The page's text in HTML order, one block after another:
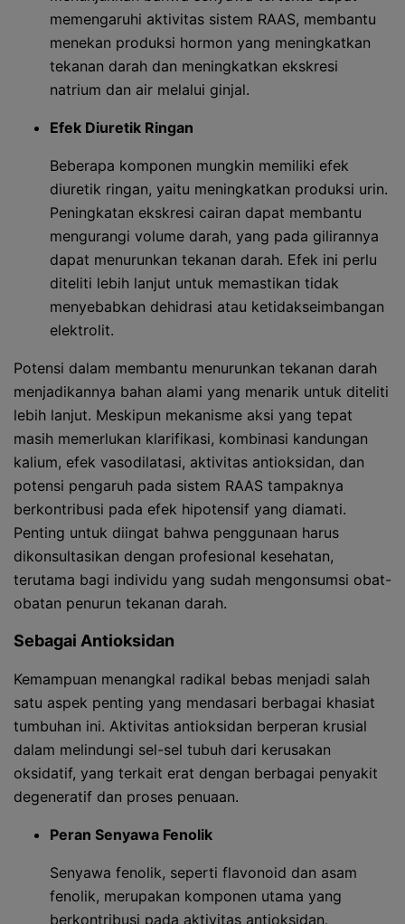
memengaruhi aktivitas sistem RAAS, membantu
menekan produksi hormon yang meningkatkan
tekanan darah dan meningkatkan ekskresi
natrium dan air melalui ginjal.
Efek Diuretik Ringan
Beberapa komponen mungkin memiliki efek
diuretik ringan, yaitu meningkatkan produksi urin.
Peningkatan ekskresi cairan dapat membantu
mengurangi volume darah, yang pada gilirannya
dapat menurunkan tekanan darah. Efek ini perlu
diteliti lebih lanjut untuk memastikan tidak
menyebabkan dehidrasi atau ketidakseimbangan
elektrolit.
Potensi dalam membantu menurunkan tekanan darah
menjadikannya bahan alami yang menarik untuk diteliti
lebih lanjut. Meskipun mekanisme aksi yang tepat
masih memerlukan klarifikasi, kombinasi kandungan
kalium, efek vasodilatasi, aktivitas antioksidan, dan
potensi pengaruh pada sistem RAAS tampaknya
berkontribusi pada efek hipotensif yang diamati.
Penting untuk diingat bahwa penggunaan harus
dikonsultasikan dengan profesional kesehatan,
terutama bagi individu yang sudah mengonsumsi obat-
obatan penurun tekanan darah.
Sebagai Antioksidan
Kemampuan menangkal radikal bebas menjadi salah
satu aspek penting yang mendasari berbagai khasiat
tumbuhan ini. Aktivitas antioksidan berperan krusial
dalam melindungi sel-sel tubuh dari kerusakan
oksidatif, yang terkait erat dengan berbagai penyakit
degeneratif dan proses penuaan.
Peran Senyawa Fenolik
Senyawa fenolik, seperti flavonoid dan asam
fenolik, merupakan komponen utama yang
berkontribusi pada aktivitas antioksidan.